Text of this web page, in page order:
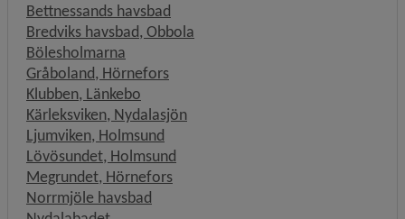
Bettnessands havsbad
Bredviks havsbad, Obbola
Bölesholmarna
Gråboland, Hörnefors
Klubben, Länkebo
Kärleksviken, Nydalasjön
Ljumviken, Holmsund
Lövösundet, Holmsund
Megrundet, Hörnefors
Norrmjöle havsbad